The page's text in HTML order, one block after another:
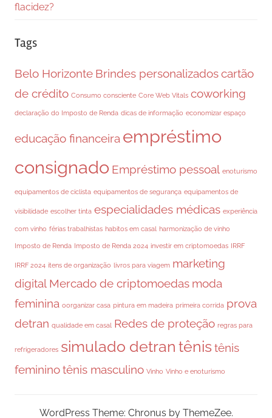
flacidez?
Tags
Belo Horizonte Brindes personalizadoscartão
de crédito Consumo consciente Core Web Vitals coworking
declaração do Imposto de Renda dicas de informação economizar espaço
educação financeira empréstimo
consignado Empréstimo pessoal enoturismo
equipamentos de ciclista equipamentos de segurança equipamentos de
visibilidade escolher tinta especialidades médicas experiência
com vinho férias trabalhistas habitos em casal harmonização de vinho
Imposto de Renda Imposto de Renda 2024 investir em criptomoedas IRRF
IRRF 2024 itens de organização livros para viagem marketing
digital Mercado de criptomoedas moda
feminina oorganizar casa pintura em madeira primeira corrida prova
detran qualidade em casal Redes de proteção regras para
refrigeradores simulado detran tênis tênis
femininotênis masculino Vinho Vinho e enoturismo
WordPress Theme: Chronus by ThemeZee.